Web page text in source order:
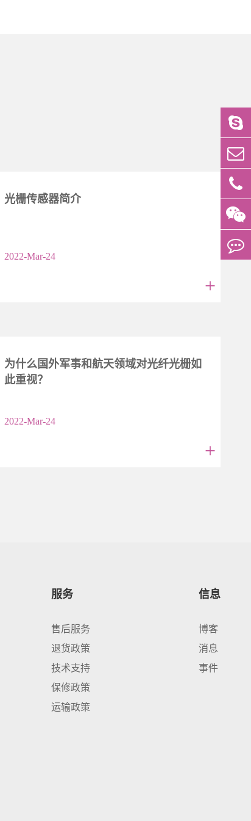
光栅传感器简介
2022-Mar-24
+
为什么国外军事和航天领域对光纤光栅如
此重视？
2022-Mar-24
+
服务
售后服务
退货政策
技术支持
保修政策
运输政策
信息
博客
消息
事件